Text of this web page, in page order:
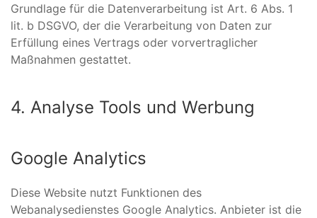
Grundlage für die Datenverarbeitung ist Art. 6 Abs. 1
lit. b DSGVO, der die Verarbeitung von Daten zur
Erfüllung eines Vertrags oder vorvertraglicher
Maßnahmen gestattet.
4. Analyse Tools und Werbung
Google Analytics
Diese Website nutzt Funktionen des
Webanalysedienstes Google Analytics. Anbieter ist die